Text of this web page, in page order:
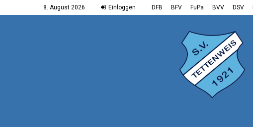
8. August 2026 Einloggen DFB BFV FuPa BVV DSV